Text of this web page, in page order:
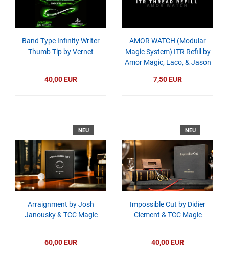
Band Type Infinity Writer
Thumb Tip by Vernet
40,00 EUR
AMOR WATCH (Modular
Magic System) ITR Refill by
Amor Magic, Laco, & Jason
7,50 EUR
NEU
Arraignment by Josh
Janousky & TCC Magic
60,00 EUR
NEU
Impossible Cut by Didier
Clement & TCC Magic
40,00 EUR